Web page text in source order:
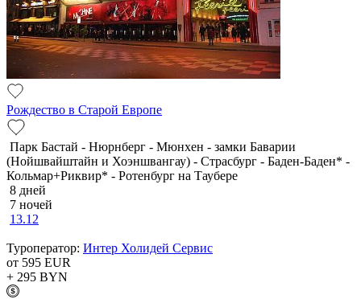
Рождество в Старой Европе
Парк Бастай - Нюрнберг - Мюнхен - замки Баварии
(Нойшвайштайн и Хоэншвангау) - Страсбург - Баден-Баден* -
Кольмар+Риквир* - Ротенбург на Таубере
8 дней
7 ночей
13.12
Туроператор: Интер Холидей Сервис
от 595 EUR
+ 295 BYN